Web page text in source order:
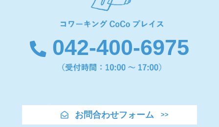
042-400-6975
お問合わせフォーム